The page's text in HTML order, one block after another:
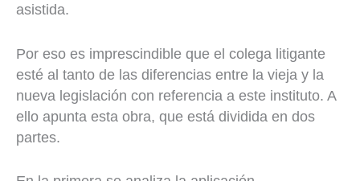
asistida.
Por eso es imprescindible que el colega litigante
esté al tanto de las diferencias entre la vieja y la
nueva legislación con referencia a este instituto. A
ello apunta esta obra, que está dividida en dos
partes.